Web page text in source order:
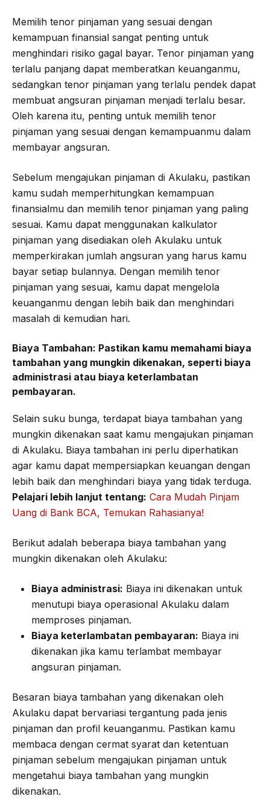
Memilih tenor pinjaman yang sesuai dengan
kemampuan finansial sangat penting untuk
menghindari risiko gagal bayar. Tenor pinjaman yang
terlalu panjang dapat memberatkan keuanganmu,
sedangkan tenor pinjaman yang terlalu pendek dapat
membuat angsuran pinjaman menjadi terlalu besar.
Oleh karena itu, penting untuk memilih tenor
pinjaman yang sesuai dengan kemampuanmu dalam
membayar angsuran.
Sebelum mengajukan pinjaman di Akulaku, pastikan
kamu sudah memperhitungkan kemampuan
finansialmu dan memilih tenor pinjaman yang paling
sesuai. Kamu dapat menggunakan kalkulator
pinjaman yang disediakan oleh Akulaku untuk
memperkirakan jumlah angsuran yang harus kamu
bayar setiap bulannya. Dengan memilih tenor
pinjaman yang sesuai, kamu dapat mengelola
keuanganmu dengan lebih baik dan menghindari
masalah di kemudian hari.
Biaya Tambahan: Pastikan kamu memahami biaya
tambahan yang mungkin dikenakan, seperti biaya
administrasi atau biaya keterlambatan
pembayaran.
Selain suku bunga, terdapat biaya tambahan yang
mungkin dikenakan saat kamu mengajukan pinjaman
di Akulaku. Biaya tambahan ini perlu diperhatikan
agar kamu dapat mempersiapkan keuangan dengan
lebih baik dan menghindari biaya yang tidak terduga.
Pelajari lebih lanjut tentang: Cara Mudah Pinjam
Uang di Bank BCA, Temukan Rahasianya!
Berikut adalah beberapa biaya tambahan yang
mungkin dikenakan oleh Akulaku:
Biaya administrasi: Biaya ini dikenakan untuk
menutupi biaya operasional Akulaku dalam
memproses pinjaman.
Biaya keterlambatan pembayaran: Biaya ini
dikenakan jika kamu terlambat membayar
angsuran pinjaman.
Besaran biaya tambahan yang dikenakan oleh
Akulaku dapat bervariasi tergantung pada jenis
pinjaman dan profil keuanganmu. Pastikan kamu
membaca dengan cermat syarat dan ketentuan
pinjaman sebelum mengajukan pinjaman untuk
mengetahui biaya tambahan yang mungkin
dikenakan.